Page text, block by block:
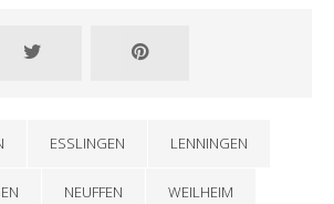
ESSLINGEN LENNINGEN
NEUFFEN WEILHEIM